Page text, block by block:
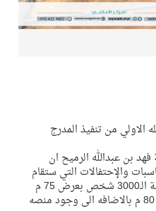
ان
التي ستقام
بالمحافظة حيث يتسع المسرح لقرابة الـ3000 شخص بعرض 75 م
بالاضافه الى وجود منصه